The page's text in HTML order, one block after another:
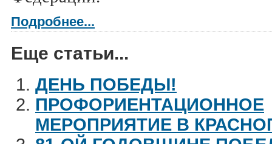
Подробнее...
Еще статьи...
ДЕНЬ ПОБЕДЫ!
ПРОФОРИЕНТАЦИОННОЕ
МЕРОПРИЯТИЕ В